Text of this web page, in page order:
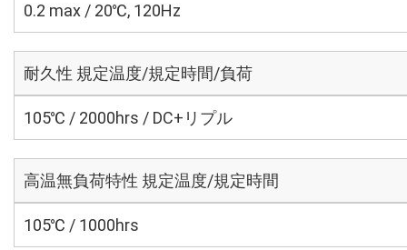
0.2 max / 20℃, 120Hz
耐久性 規定温度/規定時間/負荷
105℃ / 2000hrs / DC+リプル
高温無負荷特性 規定温度/規定時間
105℃ / 1000hrs